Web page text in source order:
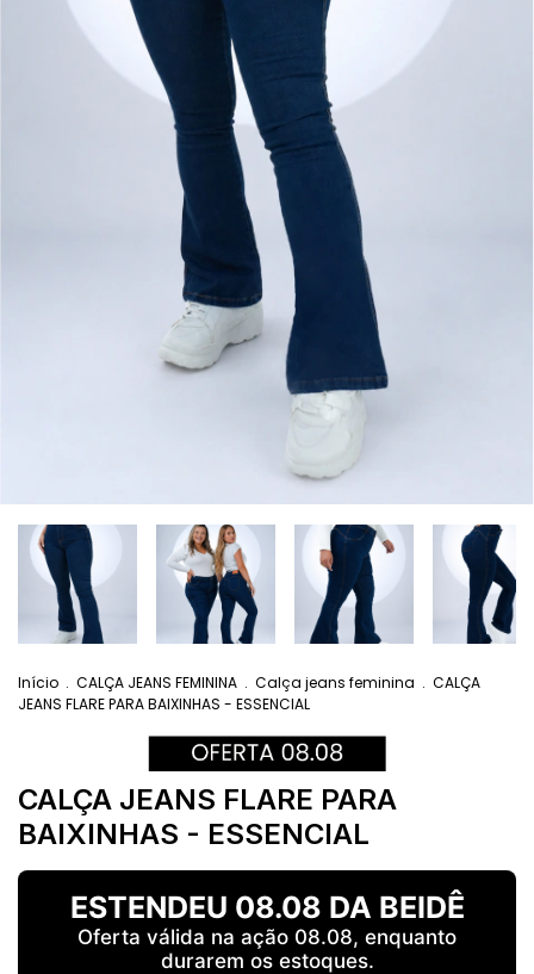
Início . CALÇA JEANS FEMININA . Calça jeans feminina . CALÇA
JEANS FLARE PARA BAIXINHAS - ESSENCIAL
CALÇA JEANS FLARE PARA
BAIXINHAS - ESSENCIAL
ESTENDEU 08.08 DA BEIDÊ
Oferta válida na ação 08.08, enquanto
durarem os estoques.